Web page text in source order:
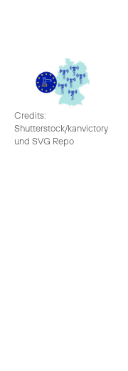
Credits:
Shutterstock/kanvictory
und SVG Repo